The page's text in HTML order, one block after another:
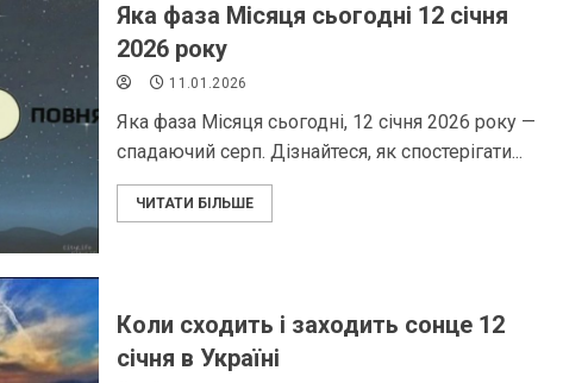
Яка фаза Місяця сьогодні 12 січня
2026 року
11.01.2026
Яка фаза Місяця сьогодні, 12 січня 2026 року —
спадаючий серп. Дізнайтеся, як спостерігати...
ЧИТАТИ БІЛЬШЕ
Коли сходить і заходить сонце 12
січня в Україні